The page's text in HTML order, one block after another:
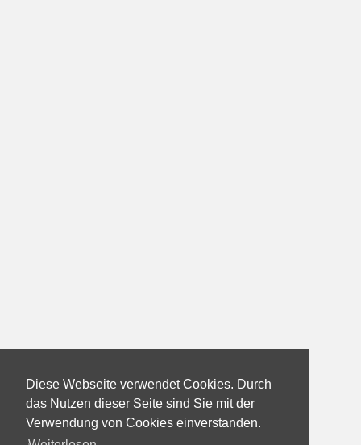
Diese Webseite verwendet Cookies. Durch
das Nutzen dieser Seite sind Sie mit der
Verwendung von Cookies einverstanden.